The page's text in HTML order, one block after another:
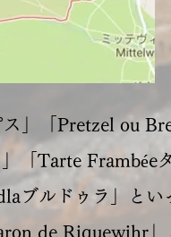
」「Pretzel ou
「Tarte Frambée
ブルドゥラ」とい
de Riquewihr」